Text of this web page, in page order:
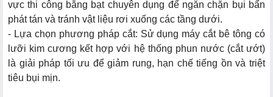
3.1. Máy cắt bê tông cầm tay
3.2. Máy cắt dây kim cương (Cho các khối lớn)
vực thi công bằng bạt chuyên dụng để ngăn chặn bụi bẩn
phát tán và tránh vật liệu rơi xuống các tầng dưới.
- Lựa chọn phương pháp cắt: Sử dụng máy cắt bê tông có
lưỡi kim cương kết hợp với hệ thống phun nước (cắt ướt)
là giải pháp tối ưu để giảm rung, hạn chế tiếng ồn và triệt
tiêu bụi mịn.